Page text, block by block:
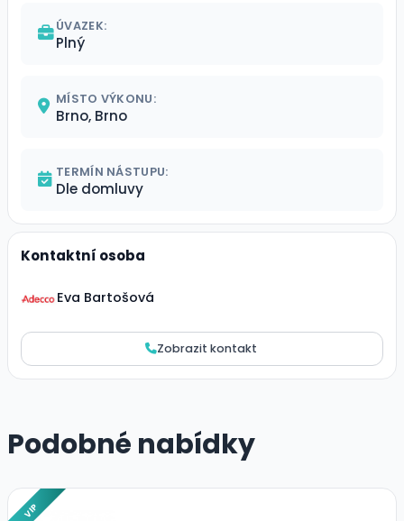
ÚVAZEK:
Plný
MÍSTO VÝKONU:
Brno, Brno
TERMÍN NÁSTUPU:
Dle domluvy
Kontaktní osoba
Eva Bartošová
Zobrazit kontakt
Podobné nabídky
VIP